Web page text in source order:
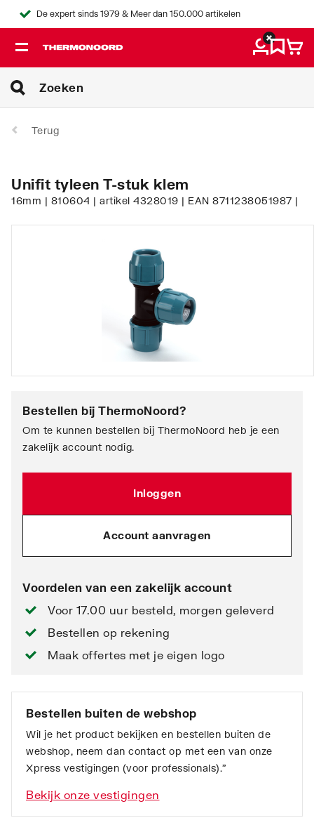
De expert sinds 1979 & Meer dan 150.000 artikelen
Terug
Unifit tyleen T-stuk klem
16mm | 810604 | artikel 4328019 | EAN 8711238051987 |
Bestellen bij ThermoNoord?
Om te kunnen bestellen bij ThermoNoord heb je een
zakelijk account nodig.
Inloggen
Account aanvragen
Voordelen van een zakelijk account
Voor 17.00 uur besteld, morgen geleverd
Bestellen op rekening
Maak offertes met je eigen logo
Bestellen buiten de webshop
Wil je het product bekijken en bestellen buiten de
webshop, neem dan contact op met een van onze
Xpress vestigingen (voor professionals).”
Bekijk onze vestigingen